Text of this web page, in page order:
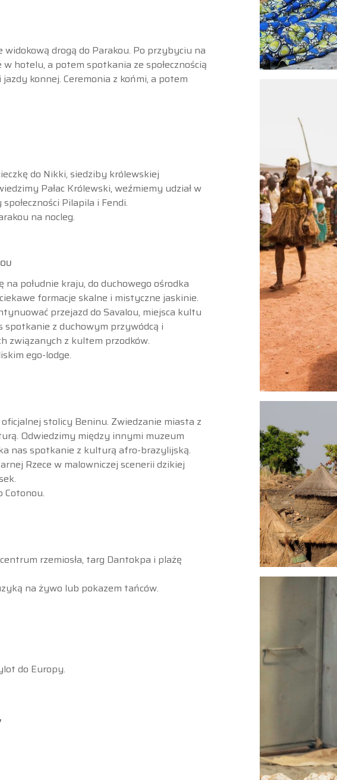
widokową drogą do Parakou. Po przybyciu na
hotelu, a potem spotkania ze społecznością
konnej. Ceremonia z końmi, a potem
do Nikki, siedziby królewskiej
Pałac Królewski, weźmiemy udział w
Pilapila i Fendi.
na nocleg.
południe kraju, do duchowego ośrodka
formacje skalne i mistyczne jaskinie.
przejazd do Savalou, miejsca kultu
spotkanie z duchowym przywódcą i
związanych z kultem przodków.
ego-lodge.
stolicy Beninu. Zwiedzanie miasta z
Odwiedzimy między innymi muzeum
nas spotkanie z kulturą afro-brazylijską.
Rzece w malowniczej scenerii dzikiej
Cotonou.
rzemiosła, targ Dantokpa i plażę
na żywo lub pokazem tańców.
do Europy.